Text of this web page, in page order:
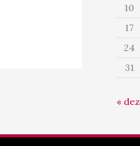
10
17
24
31
« dez